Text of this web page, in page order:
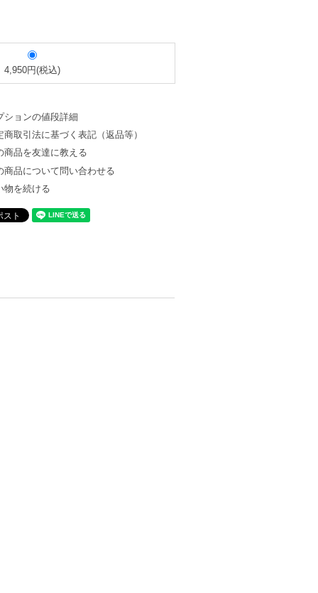
4,950円(税込)
ションの値段詳細
商取引法に基づく表記（返品等）
商品を友達に教える
商品について問い合わせる
物を続ける